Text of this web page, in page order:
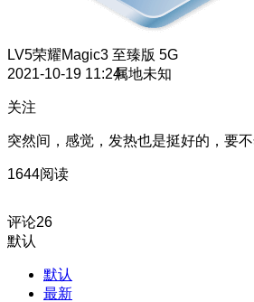
LV5荣耀Magic3 至臻版 5G
2021-10-19 11:24属地未知
关注
突然间，感觉，发热也是挺好的，要不
1644阅读
评论26
默认
默认
最新